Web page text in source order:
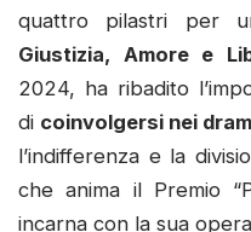
quattro pilastri per
Giustizia, Amore e
2024, ha ribadito
di coinvolgersi nei
l’indifferenza e la
che anima il Premio
incarna con la sua